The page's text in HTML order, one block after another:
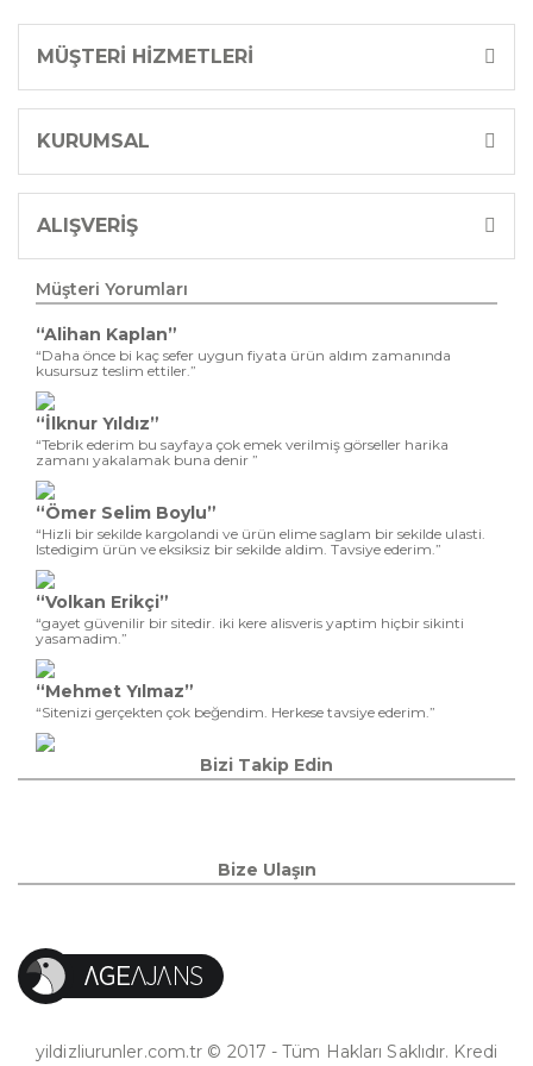
MÜŞTERİ HİZMETLERİ
KURUMSAL
ALIŞVERİŞ
Müşteri Yorumları
“Alihan Kaplan”
“Daha önce bi kaç sefer uygun fiyata ürün aldım zamanında
kusursuz teslim ettiler.”
“İlknur Yıldız”
“Tebrik ederim bu sayfaya çok emek verilmiş görseller harika
zamanı yakalamak buna denir ”
“Ömer Selim Boylu”
“Hizli bir sekilde kargolandi ve ürün elime saglam bir sekilde ulasti.
Istedigim ürün ve eksiksiz bir sekilde aldim. Tavsiye ederim.”
“Volkan Erikçi”
“gayet güvenilir bir sitedir. iki kere alisveris yaptim hiçbir sikinti
yasamadim.”
“Mehmet Yılmaz”
“Sitenizi gerçekten çok beğendim. Herkese tavsiye ederim.”
Bizi Takip Edin
Bize Ulaşın
yildizliurunler.com.tr © 2017 - Tüm Hakları Saklıdır. Kredi